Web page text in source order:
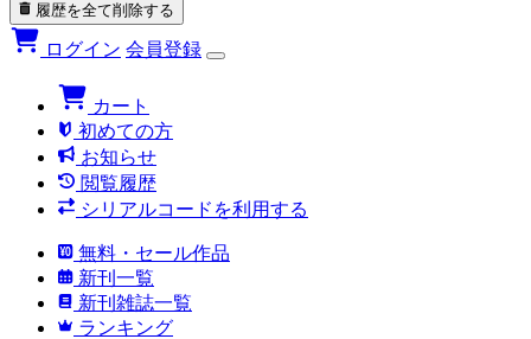
履歴を全て削除する
ログイン 会員登録
カート
初めての方
お知らせ
閲覧履歴
シリアルコードを利用する
無料・セール作品
新刊一覧
新刊雑誌一覧
ランキング